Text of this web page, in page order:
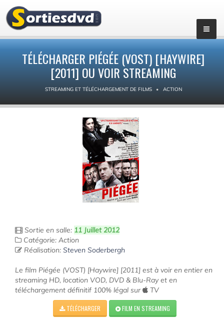
TÉLÉCHARGER PIÉGÉE (VOST) [HAYWIRE]
[2011] OU VOIR STREAMING
STREAMING ET TÉLÉCHARGEMENT DE FILMS ACTION
Sortie en salle: 11 Juillet 2012
Catégorie: Action
Réalisation: Steven Soderbergh
Le film Piégée (VOST) [Haywire] [2011] est à voir en entier en
streaming HD, location VOD, DVD & Blu-Ray et en
téléchargement définitif 100% légal sur
TV
TÉLÉCHARGER FILM EN STREAMING